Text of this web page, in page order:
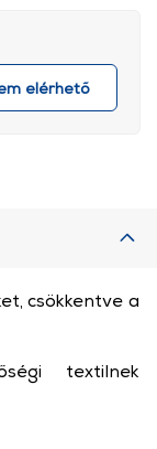
elérhető
csökkentve a
textilnek